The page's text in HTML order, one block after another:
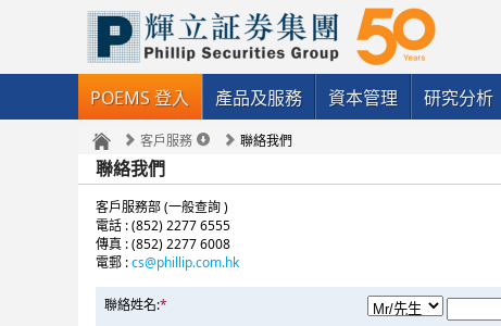
POEMS 登入 產品及服務 資本管理 研究分析
客戶服務 聯絡我們
聯絡我們
客戶服務部 (一般查詢 )
電話 : (852) 2277 6555
傳真 : (852) 2277 6008
電郵 :cs@phillip.com.hk
聯絡姓名:*